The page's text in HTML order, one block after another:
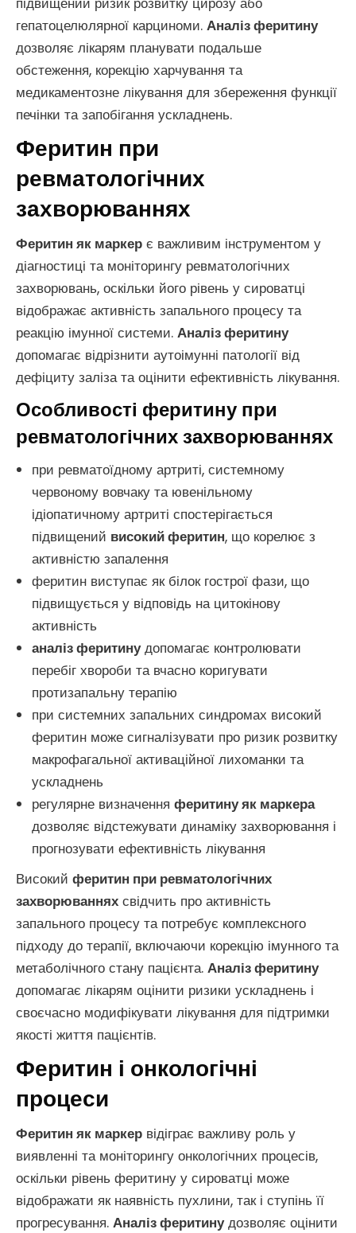
гепатоцелюлярної карциноми. Аналіз феритину
дозволяє лікарям планувати подальше
обстеження, корекцію харчування та
медикаментозне лікування для збереження функції
печінки та запобігання ускладнень.
Феритин при
ревматологічних
захворюваннях
Феритин як маркер є важливим інструментом у
діагностиці та моніторингу ревматологічних
захворювань, оскільки його рівень у сироватці
відображає активність запального процесу та
реакцію імунної системи. Аналіз феритину
допомагає відрізнити аутоімунні патології від
дефіциту заліза та оцінити ефективність лікування.
Особливості феритину при
ревматологічних захворюваннях
при ревматоїдному артриті, системному
червоному вовчаку та ювенільному
ідіопатичному артриті спостерігається
підвищений високий феритин, що корелює з
активністю запалення
феритин виступає як білок гострої фази, що
підвищується у відповідь на цитокінову
активність
аналіз феритинудопомагає контролювати
перебіг хвороби та вчасно коригувати
протизапальну терапію
при системних запальних синдромах високий
феритин може сигналізувати про ризик розвитку
макрофагальної активаційної лихоманки та
ускладнень
регулярне визначення феритину як маркера
дозволяє відстежувати динаміку захворювання і
прогнозувати ефективність лікування
Високий феритин при ревматологічних
захворюваннях свідчить про активність
запального процесу та потребує комплексного
підходу до терапії, включаючи корекцію імунного та
метаболічного стану пацієнта. Аналіз феритину
допомагає лікарям оцінити ризики ускладнень і
своєчасно модифікувати лікування для підтримки
якості життя пацієнтів.
Феритин і онкологічні
процеси
Феритин як маркер відіграє важливу роль у
виявленні та моніторингу онкологічних процесів,
оскільки рівень феритину у сироватці може
відображати як наявність пухлини, так і ступінь її
прогресування. Аналіз феритинудозволяє оцінити